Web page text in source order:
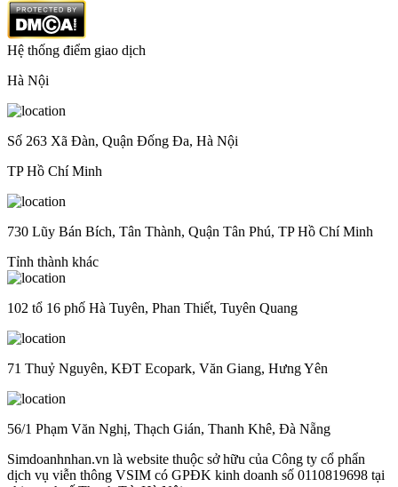
Hệ thống điểm giao dịch
Hà Nội
Số 263 Xã Đàn, Quận Đống Đa, Hà Nội
TP Hồ Chí Minh
730 Lũy Bán Bích, Tân Thành, Quận Tân Phú, TP Hồ Chí Minh
Tỉnh thành khác
102 tổ 16 phố Hà Tuyên, Phan Thiết, Tuyên Quang
71 Thuỷ Nguyên, KĐT Ecopark, Văn Giang, Hưng Yên
56/1 Phạm Văn Nghị, Thạch Gián, Thanh Khê, Đà Nẵng
Simdoanhnhan.vn là website thuộc sở hữu của Công ty cổ phẩn
dịch vụ viễn thông VSIM có GPĐK kinh doanh số 0110819698 tại